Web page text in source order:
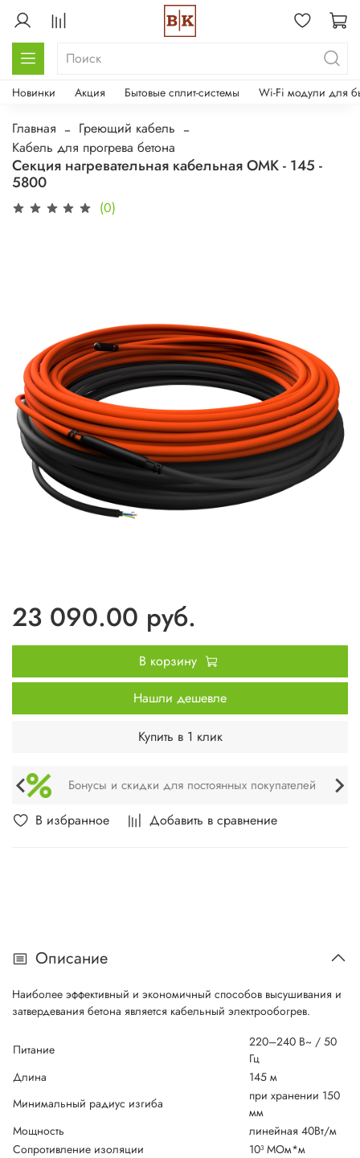
Новинки Акция Бытовые сплит-системы Wi-Fi модули для
Главная
Греющий кабель
Кабель для прогрева бетона
Секция нагревательная кабельная ОМК - 145 -
5800
(0)
В избранное Добавить в сравнение
23 090.00 руб.
В корзину
Нашли дешевле
Купить в 1 клик
Бонусы и скидки для постоянных покупателей
Описание
Наиболее эффективный и экономичный способов высушивания и
затвердевания бетона является кабельный электрообогрев.
Питание
220–240 В~ / 50
Гц
Длина
145 м
Минимальный радиус изгиба
при хранении 150
мм
Мощность
линейная 40Вт/м
Сопротивление изоляции
10³ МОм*м